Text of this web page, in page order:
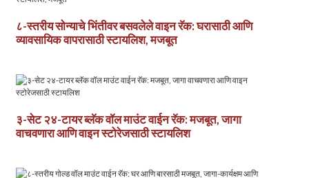
८-स्तरीय सोन्याचे भिंतीवर बसवलेले वाइन रॅक: घरासाठी आणि
व्यावसायिक वापरासाठी स्टायलिश, मजबूत
३-सेट २४-टायर ब्लॅक वॉल माउंट वाईन रॅक: मजबूत, जागा
वाचवणारा आणि वाइन स्टोरेजसाठी स्टायलिश